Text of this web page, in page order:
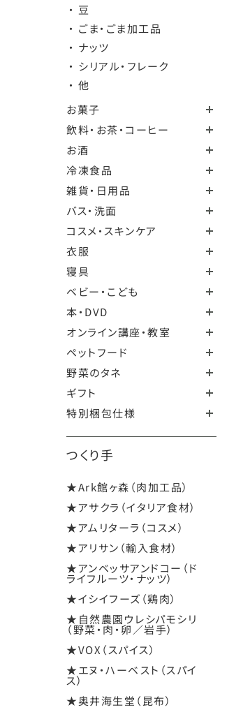
・ 豆
・ ごま・ごま加工品
・ ナッツ
・ シリアル・フレーク
・ 他
お菓子
飲料・お茶・コーヒー
お酒
冷凍食品
雑貨・日用品
バス・洗面
コスメ・スキンケア
衣服
寝具
ベビー・こども
本・DVD
オンライン講座・教室
ペットフード
野菜のタネ
ギフト
特別梱包仕様
つくり手
★Ark館ヶ森（肉加工品）
★アサクラ（イタリア食材）
★アムリターラ（コスメ）
★アリサン（輸入食材）
★アンベッサアンドコー（ド
ライフルーツ・ナッツ）
★イシイフーズ（鶏肉）
★自然農園ウレシパモシリ
（野菜・肉・卵／岩手）
★VOX（スパイス）
★エヌ・ハーベスト（スパイ
ス）
★奥井海生堂（昆布）